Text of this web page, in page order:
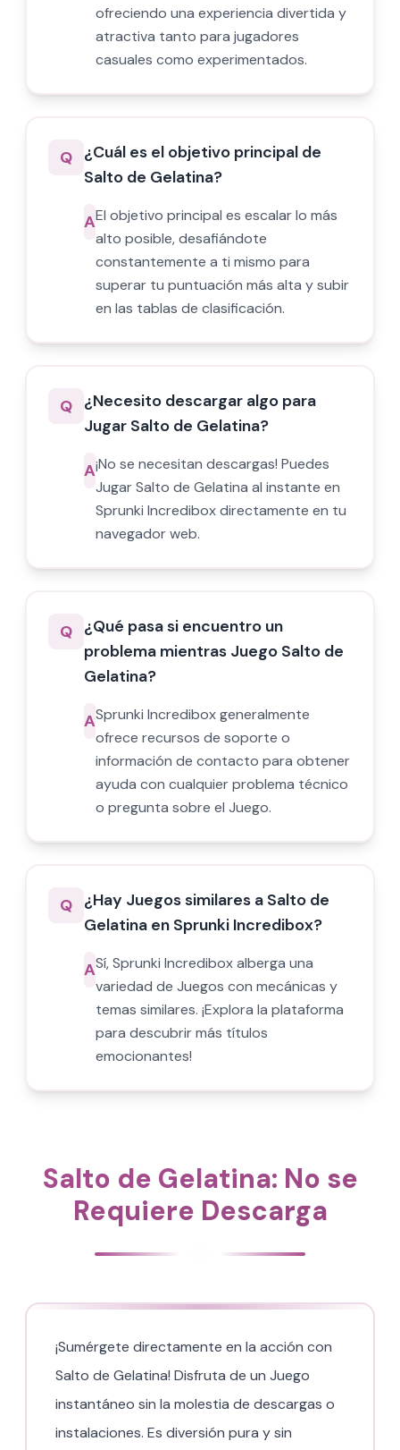
ofreciendo una experiencia divertida y
atractiva tanto para jugadores
casuales como experimentados.
Q ¿Cuál es el objetivo principal de
Salto de Gelatina?
AEl objetivo principal es escalar lo más
alto posible, desafiándote
constantemente a ti mismo para
superar tu puntuación más alta y subir
en las tablas de clasificación.
Q ¿Necesito descargar algo para
Jugar Salto de Gelatina?
A¡No se necesitan descargas! Puedes
Jugar Salto de Gelatina al instante en
Sprunki Incredibox directamente en tu
navegador web.
Q ¿Qué pasa si encuentro un
problema mientras Juego Salto de
Gelatina?
ASprunki Incredibox generalmente
ofrece recursos de soporte o
información de contacto para obtener
ayuda con cualquier problema técnico
o pregunta sobre el Juego.
Q ¿Hay Juegos similares a Salto de
Gelatina en Sprunki Incredibox?
ASí, Sprunki Incredibox alberga una
variedad de Juegos con mecánicas y
temas similares. ¡Explora la plataforma
para descubrir más títulos
emocionantes!
Salto de Gelatina: No se
Requiere Descarga
¡Sumérgete directamente en la acción con
Salto de Gelatina! Disfruta de un Juego
instantáneo sin la molestia de descargas o
instalaciones. Es diversión pura y sin